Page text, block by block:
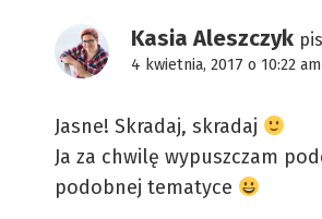
Kasia Aleszczyk
4 kwietnia, 2017 o 10:22 am
Jasne! Skradaj, skradaj
Ja za chwilę wypuszczam
podobnej tematyce